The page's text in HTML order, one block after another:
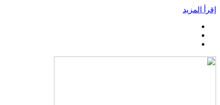
إقرأ المزيد